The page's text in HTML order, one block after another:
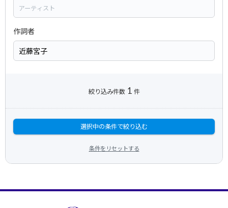
作詞者
絞り込み件数 1 件
選択中の条件で絞り込む
条件をリセットする